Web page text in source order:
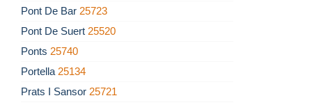
Pont De Bar 25723
Pont De Suert 25520
Ponts 25740
Portella 25134
Prats I Sansor 25721